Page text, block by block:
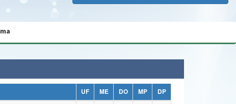
Direitos Humanos
UF ME DO MP
DP